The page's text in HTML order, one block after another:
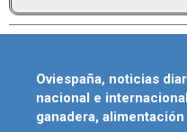
Oviespaña, noticias
nacional e
ganadera,